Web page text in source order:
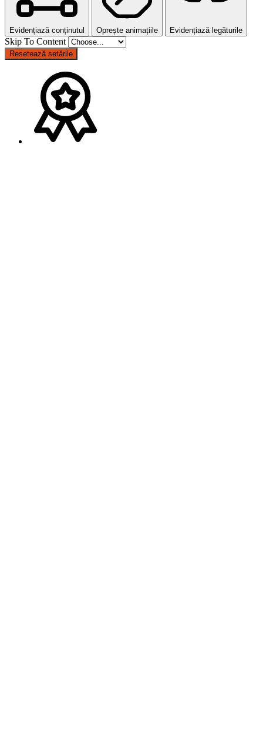
Evidențiază conținutul Oprește animațiile Evidențiază legăturile
Skip To Content
Resetează setările